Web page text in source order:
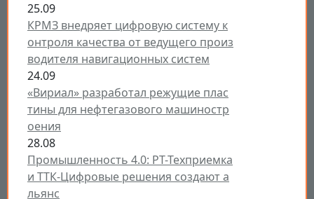
25.09
КРМЗ внедряет цифровую систему к
онтроля качества от ведущего произ
водителя навигационных систем
24.09
«Вириал» разработал режущие плас
тины для нефтегазового машиностр
оения
28.08
Промышленность 4.0: РТ-Техприемка
и ТТК-Цифровые решения создают а
льянс